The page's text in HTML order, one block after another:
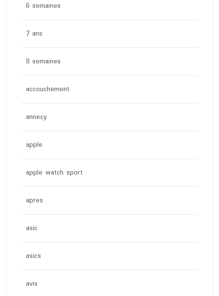
6 semaines
7 ans
8 semaines
accouchement
annecy
apple
apple watch sport
apres
asic
asics
avis